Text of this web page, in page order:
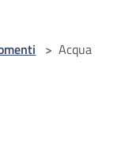
> Acqua